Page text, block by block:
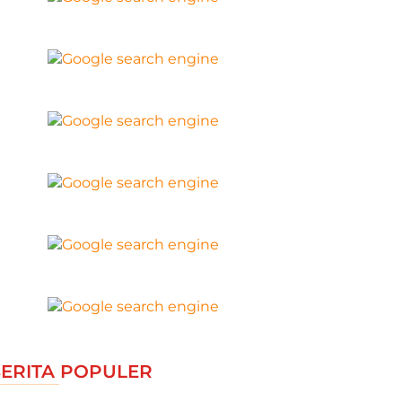
POPULER